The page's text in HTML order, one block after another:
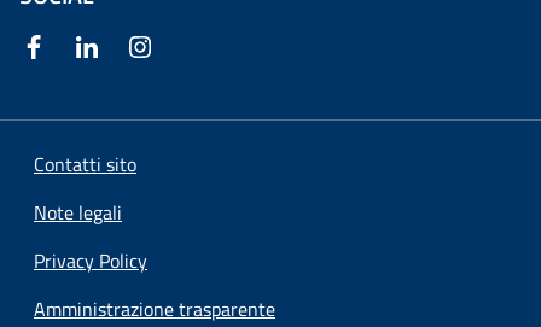
Contatti sito
Note legali
Privacy Policy
Amministrazione trasparente